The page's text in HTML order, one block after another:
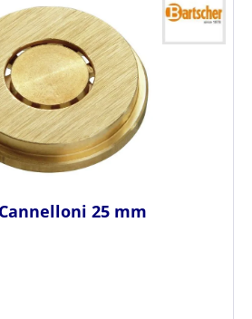
25 mm